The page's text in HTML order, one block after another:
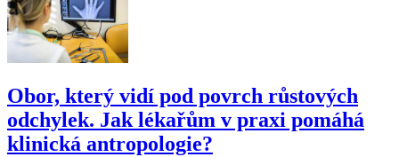
Obor, který vidí pod povrch růstových
odchylek. Jak lékařům v praxi pomáhá
klinická antropologie?